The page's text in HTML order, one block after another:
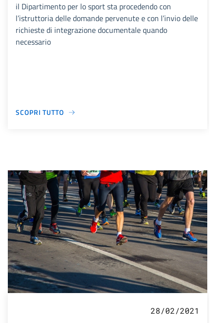
il Dipartimento per lo sport sta procedendo con
l’istruttoria delle domande pervenute e con l’invio delle
richieste di integrazione documentale quando
necessario
SCOPRI TUTTO
28/02/2021